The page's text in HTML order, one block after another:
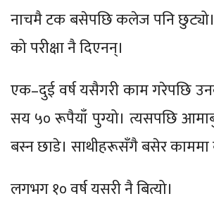
नाचमै टक बसेपछि कलेज पनि
को परीक्षा नै दिएनन्।
एक–दुई वर्ष यसैगरी काम गरेपछि
सय ५० रूपैयाँ पुग्यो। त्यसपछि
बस्न छाडे। साथीहरूसँगै बसेर काममा
लगभग १० वर्ष यसरी नै बित्यो।